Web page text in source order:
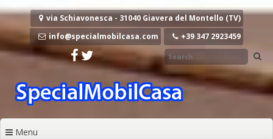
Vai al contenuto
via Schiavonesca - 31040 Giavera del Montello (TV)
info@specialmobilcasa.com
+39 347 2923459
Menu